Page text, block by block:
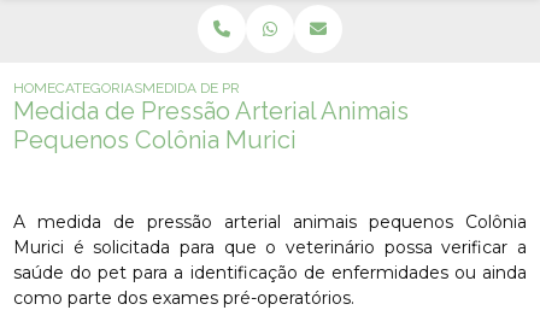
HOMECATEGORIASMEDIDA DE PRESSÃO ARTERIAL ANIMAIS PEQUENOS
Medida de Pressão Arterial Animais
Pequenos Colônia Murici
A medida de pressão arterial animais pequenos Colônia
Murici é solicitada para que o veterinário possa verificar a
saúde do pet para a identificação de enfermidades ou ainda
como parte dos exames pré-operatórios.